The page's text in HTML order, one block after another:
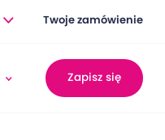
Twoje zamówienie
Zapisz się